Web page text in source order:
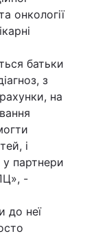
онкології
батьки
з
на
і
партнери
-
до неї